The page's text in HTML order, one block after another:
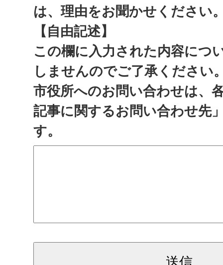
は、理由をお聞かせください
【自由記述】
この欄に入力された内容につ
しませんのでご了承ください
市役所へのお問い合わせは、
記事に関するお問い合わせ先
す。